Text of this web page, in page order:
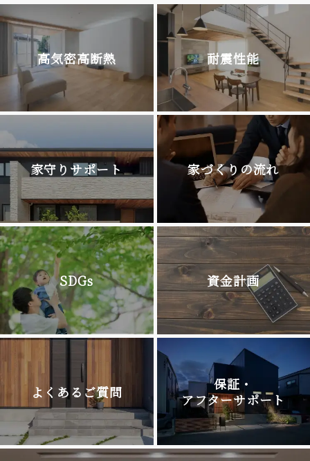
高気密高断熱 耐震性能
家守りサポート 家づくりの流れ
SDGs 資金計画
よくあるご質問
保証・
アフターサポート